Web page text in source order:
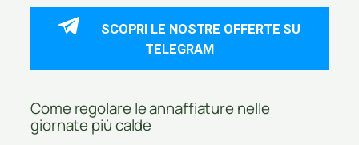
SCOPRI LE NOSTRE OFFERTE SU
TELEGRAM
Come regolare le annaffiature nelle
giornate più calde